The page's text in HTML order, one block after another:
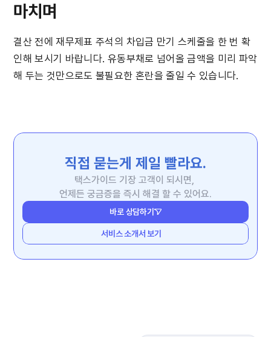
마치며
결산 전에 재무제표 주석의 차입금 만기 스케줄을 한 번 확
인해 보시기 바랍니다. 유동부채로 넘어올 금액을 미리 파악
해 두는 것만으로도 불필요한 혼란을 줄일 수 있습니다.
직접 묻는게 제일 빨라요.
택스가이드 기장 고객이 되시면,
언제든 궁금증을 즉시 해결 할 수 있어요.
바로 상담하기
서비스 소개서 보기